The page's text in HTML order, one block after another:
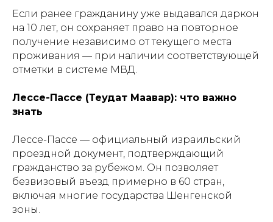
Если ранее гражданину уже выдавался даркон
на 10 лет, он сохраняет право на повторное
получение независимо от текущего места
проживания — при наличии соответствующей
отметки в системе МВД.
Лессе-Пассе (Теудат Маавар): что важно
знать
Лессе-Пассе — официальный израильский
проездной документ, подтверждающий
гражданство за рубежом. Он позволяет
безвизовый въезд примерно в 60 стран,
включая многие государства Шенгенской
зоны.